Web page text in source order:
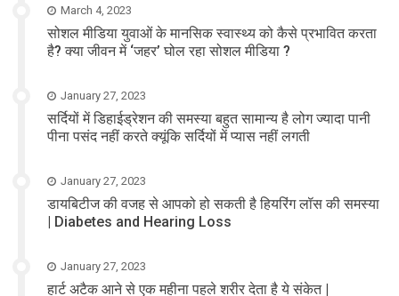
March 4, 2023
सोशल मीडिया युवाओं के मानसिक स्वास्थ्य को कैसे प्रभावित करता
है? क्या जीवन में ‘जहर’ घोल रहा सोशल मीडिया ?
January 27, 2023
सर्दियों में डिहाईड्रेशन की समस्या बहुत सामान्य है लोग ज्यादा पानी
पीना पसंद नहीं करते क्यूंकि सर्दियों में प्यास नहीं लगती
January 27, 2023
डायबिटीज की वजह से आपको हो सकती है हियरिंग लॉस की समस्या
| Diabetes and Hearing Loss
January 27, 2023
हार्ट अटैक आने से एक महीना पहले शरीर देता है ये संकेत |